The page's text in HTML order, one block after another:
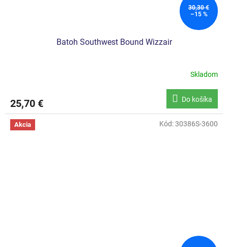
30,30 €
–15 %
Batoh Southwest Bound Wizzair
Skladom
25,70 € Do košíka
Akcia Kód:30386S-3600